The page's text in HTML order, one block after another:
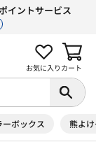
イントサービス
お気に入り カート
ーボックス 熊よ